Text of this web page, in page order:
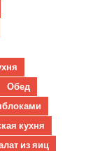
Обед
кухня
из яиц